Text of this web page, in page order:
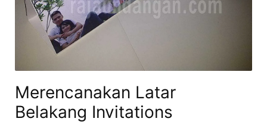
Merencanakan Latar
Belakang Invitations